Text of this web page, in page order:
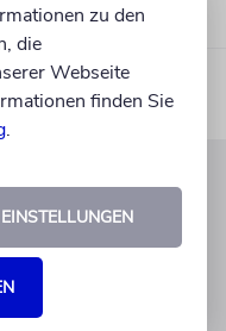
0
zu den
die
Webseite
finden Sie
.
EINSTELLUNGEN